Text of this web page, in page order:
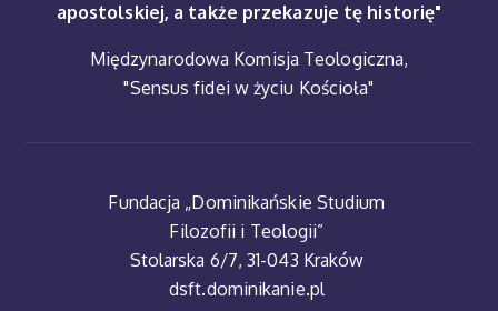
apostolskiej, a także przekazuje tę historię"
Międzynarodowa Komisja Teologiczna,
"Sensus fidei w życiu Kościoła"
Fundacja „Dominikańskie Studium
Filozofii i Teologii”
Stolarska 6/7, 31-043 Kraków
dsft.dominikanie.pl